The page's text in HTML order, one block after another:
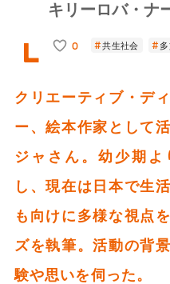
キリーロバ・ナ
0 共生社会
クリエーティブ・デ
ー、絵本作家として
ジャさん。幼少期
し、現在は日本で生
も向けに多様な視点
ズを執筆。活動の背
験や思いを伺った。